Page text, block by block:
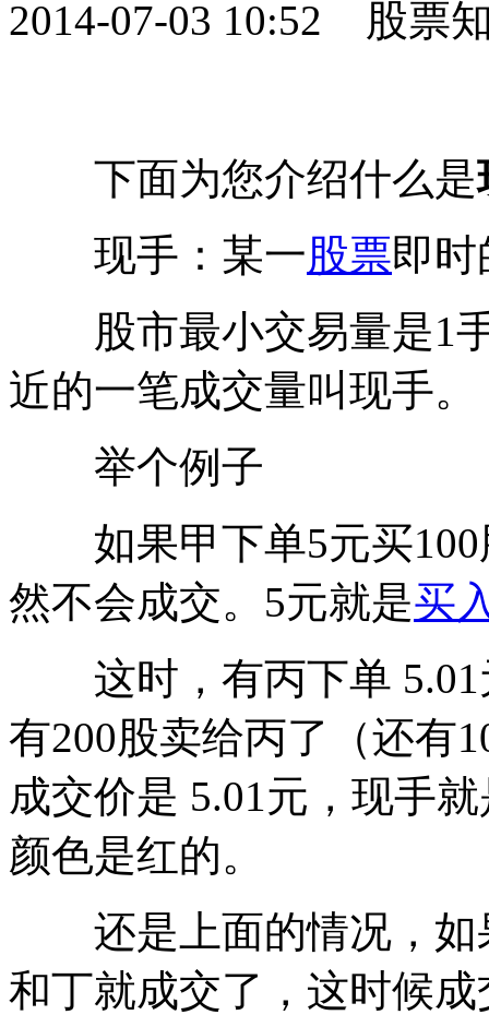
2014-07-03 10:52 股票
下面为您介绍什么是
现手：某一股票即时
股市最小交易量是1手
近的一笔成交量叫现手。
举个例子
如果甲下单5元买100
然不会成交。5元就是买
这时，有丙下单 5.01
有200股卖给丙了（还有
成交价是 5.01元，现手
颜色是红的。
还是上面的情况，如
和丁就成交了，这时候